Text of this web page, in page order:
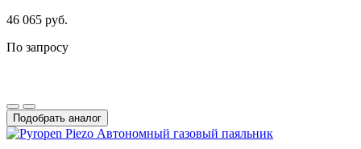
46 065 руб.
По запросу
Подобрать аналог